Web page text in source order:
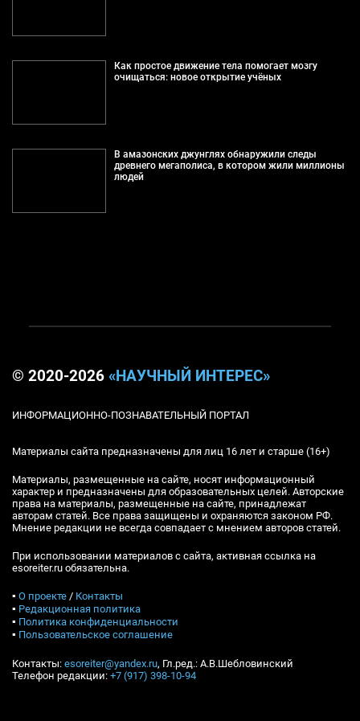
Как простое движение тела помогает мозгу
очищаться: новое открытие учёных
В амазонских джунглях обнаружили следы
древнего мегаполиса, в котором жили миллионы
людей
© 2020-2026 «НАУЧНЫЙ ИНТЕРЕС»
ИНФОРМАЦИОННО-ПОЗНАВАТЕЛЬНЫЙ ПОРТАЛ
Материалы сайта предназначены для лиц 16 лет и старше (16+)
Материалы, размещенные на сайте, носят информационный
характер и предназначены для образовательных целей. Авторские
права на материалы, размещенные на сайте, принадлежат
авторам статей. Все права защищены и охраняются законом РФ.
Мнение редакции не всегда совпадает с мнением авторов статей.
При использовании материалов с сайта, активная ссылка на
esoreiter.ru обязательна.
▪ О проекте / Контакты
▪ Редакционная политика
▪ Политика конфиденциальности
▪ Пользовательское соглашение
Контакты: esoreiter@yandex.ru, Гл.ред.: А.В.Шебловинский
Телефон редакции: +7 (917) 398-10-94